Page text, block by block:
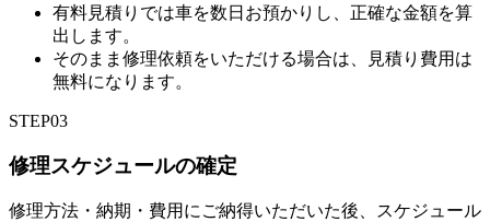
有料見積りでは車を数日お預かりし、正確な金額を算
出します。
そのまま修理依頼をいただける場合は、見積り費用は
無料になります。
STEP03
修理スケジュールの確定
修理方法・納期・費用にご納得いただいた後、スケジュール